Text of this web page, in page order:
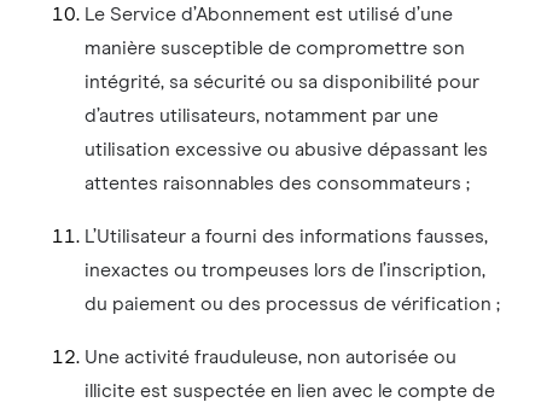
Le Service d’Abonnement est utilisé d’une
manière susceptible de compromettre son
intégrité, sa sécurité ou sa disponibilité pour
d’autres utilisateurs, notamment par une
utilisation excessive ou abusive dépassant les
attentes raisonnables des consommateurs ;
L’Utilisateur a fourni des informations fausses,
inexactes ou trompeuses lors de l’inscription,
du paiement ou des processus de vérification ;
Une activité frauduleuse, non autorisée ou
illicite est suspectée en lien avec le compte de